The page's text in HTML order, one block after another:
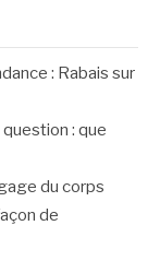
: Rabais sur
: que
du corps
de